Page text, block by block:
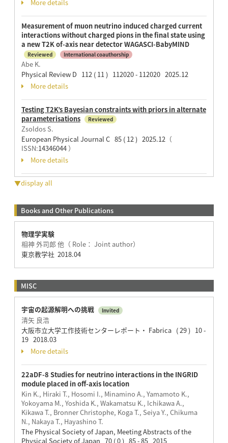
More details
Measurement of muon neutrino induced charged current
interactions without charged pions in the final state using
a new T2K of-axis near detector WAGASCI-BabyMIND
Reviewed International coauthorship
Abe K.
Physical Review D 112 ( 11 ) 112020 - 112020 2025.12
More details
Testing T2K’s Bayesian constraints with priors in alternate
parameterisations
Reviewed
Zsoldos S.
European Physical Journal C 85 ( 12 ) 2025.12（
ISSN:14346044）
More details
▼display all
Books and Other Publications
物理学実験
相神 外司郎 他（ Role： Joint author）
東京教学社 2018.04
MISC
宇宙の起源解明への挑戦 Invited
清矢 良浩
大阪市立大学工作技術センターレポート・ Fabrica ( 29 ) 10 -
19 2018.03
More details
22aDF-8 Studies for neutrino interactions in the INGRID
module placed in off-axis location
Kin K., Hiraki T., Hosomi I., Minamino A., Yamamoto K.,
Yokoyama M., Yoshida K., Wakamatsu K., Ichikawa A.,
Kikawa T., Bronner Christophe, Koga T., Seiya Y., Chikuma
N., Nakaya T., Hayashino T.
The Physical Society of Japan, Meeting Abstracts of the
Physical Society of Japan 70 ( 0 ) 85 - 85 2015